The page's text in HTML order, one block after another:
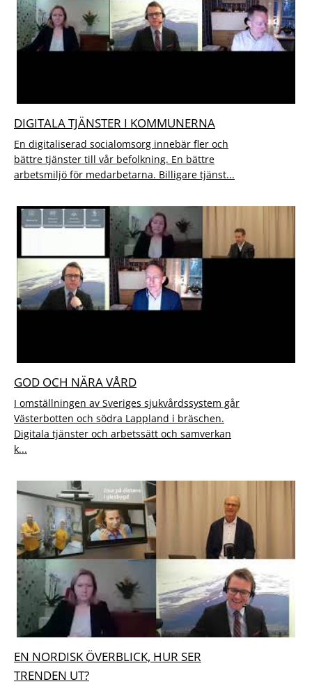
DIGITALA TJÄNSTER I KOMMUNERNA
En digitaliserad socialomsorg innebär fler och
bättre tjänster till vår befolkning. En bättre
arbetsmiljö för medarbetarna. Billigare tjänst...
GOD OCH NÄRA VÅRD
I omställningen av Sveriges sjukvårdssystem går
Västerbotten och södra Lappland i bräschen.
Digitala tjänster och arbetssätt och samverkan
k...
EN NORDISK ÖVERBLICK, HUR SER
TRENDEN UT?